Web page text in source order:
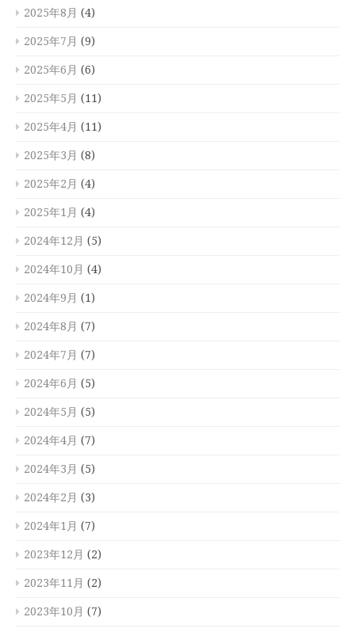
2025年8月 (4)
2025年7月 (9)
2025年6月 (6)
2025年5月 (11)
2025年4月 (11)
2025年3月 (8)
2025年2月 (4)
2025年1月 (4)
2024年12月 (5)
2024年10月 (4)
2024年9月 (1)
2024年8月 (7)
2024年7月 (7)
2024年6月 (5)
2024年5月 (5)
2024年4月 (7)
2024年3月 (5)
2024年2月 (3)
2024年1月 (7)
2023年12月 (2)
2023年11月 (2)
2023年10月 (7)